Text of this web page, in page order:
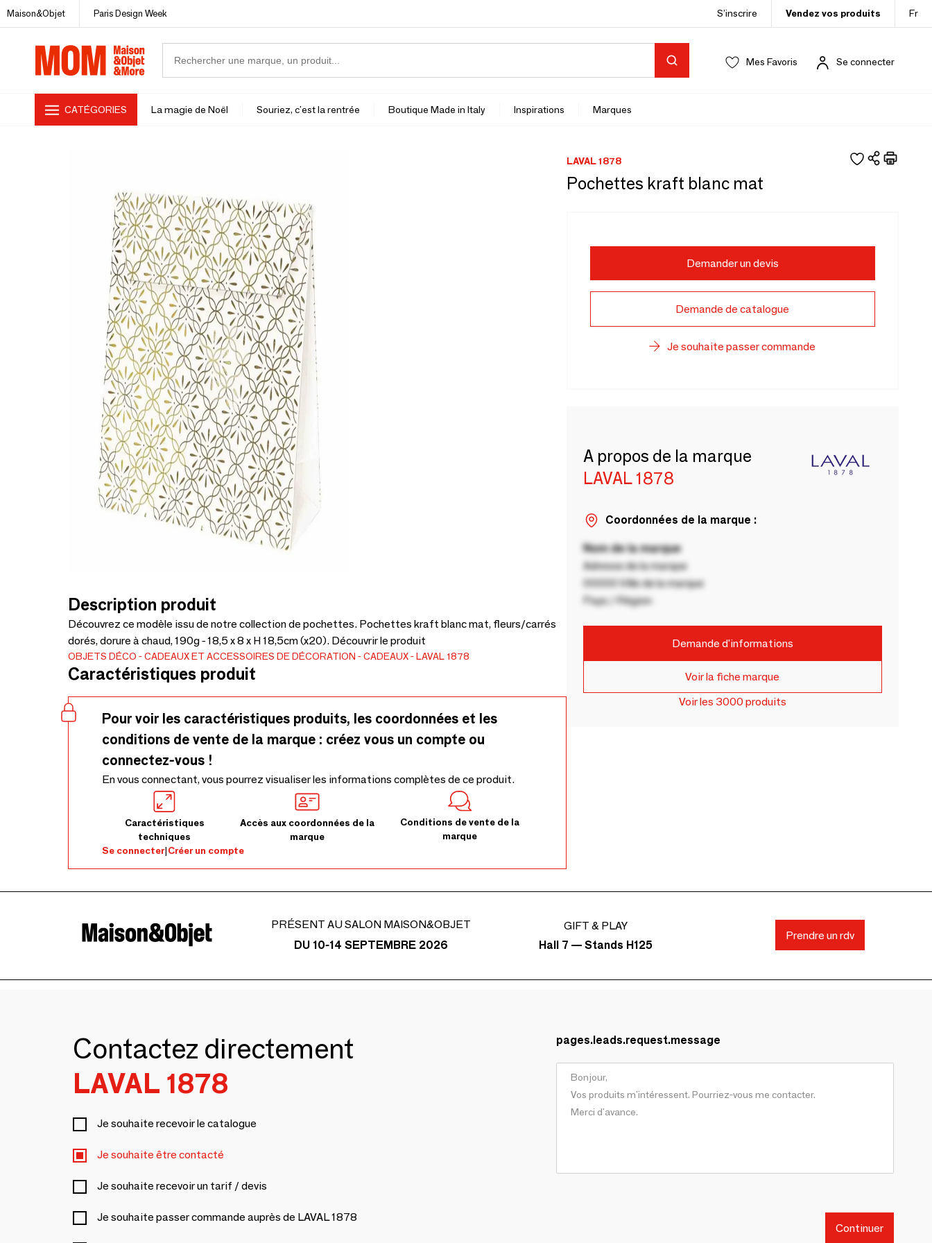
Maison&Objet Paris Design Week S’inscrire Vendez vos produits Fr
Mes Favoris Se connecter
CATÉGORIES La magie de Noël Souriez, c'est la rentrée Boutique Made in Italy Inspirations Marques
Description produit
Découvrez ce modèle issu de notre collection de pochettes. Pochettes kraft blanc mat, fleurs/carrés
dorés, dorure à chaud, 190g - 18,5 x 8 x H 18,5cm (x20). Découvrir le produit
OBJETS DÉCO CADEAUX ET ACCESSOIRES DE DÉCORATION CADEAUX LAVAL 1878
Caractéristiques produit
Pour voir les caractéristiques produits, les coordonnées et les
conditions de vente de la marque : créez vous un compte ou
connectez-vous !
En vous connectant, vous pourrez visualiser les informations complètes de ce produit.
Caractéristiques
techniques
Accès aux coordonnées de la
marque
Conditions de vente de la
marque
Se connecter|Créer un compte
LAVAL 1878
Pochettes kraft blanc mat
Demander un devis
Demande de catalogue
Je souhaite passer commande
A propos de la marque
LAVAL 1878
Coordonnées de la marque :
Nom de la marque
Adresse de la marque
00000 Ville de la marque
Pays / Région
Demande d'informations
Voir la fiche marque
Voir les 3000 produits
PRÉSENT AU SALON MAISON&OBJET
DU 10-14 SEPTEMBRE 2026
GIFT & PLAY
Hall 7 — Stands H125
Prendre un rdv
Contactez directement
LAVAL 1878
Je souhaite recevoir le catalogue
Je souhaite être contacté
Je souhaite recevoir un tarif / devis
Je souhaite passer commande auprès de LAVAL 1878
pages.leads.request.message
Continuer